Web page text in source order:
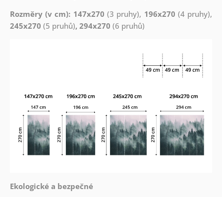
Rozměry (v cm): 147x270 (3 pruhy), 196x270 (4 pruhy),
245x270 (5 pruhů), 294x270 (6 pruhů)
Ekologické a bezpečné